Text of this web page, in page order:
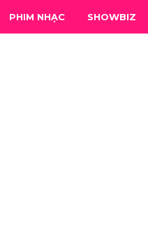
PHIM NHẠC SHOWBIZ